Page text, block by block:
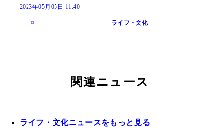
2023年05月05日 11:40
ライフ・文化
関連ニュース
ライフ・文化ニュースをもっと見る